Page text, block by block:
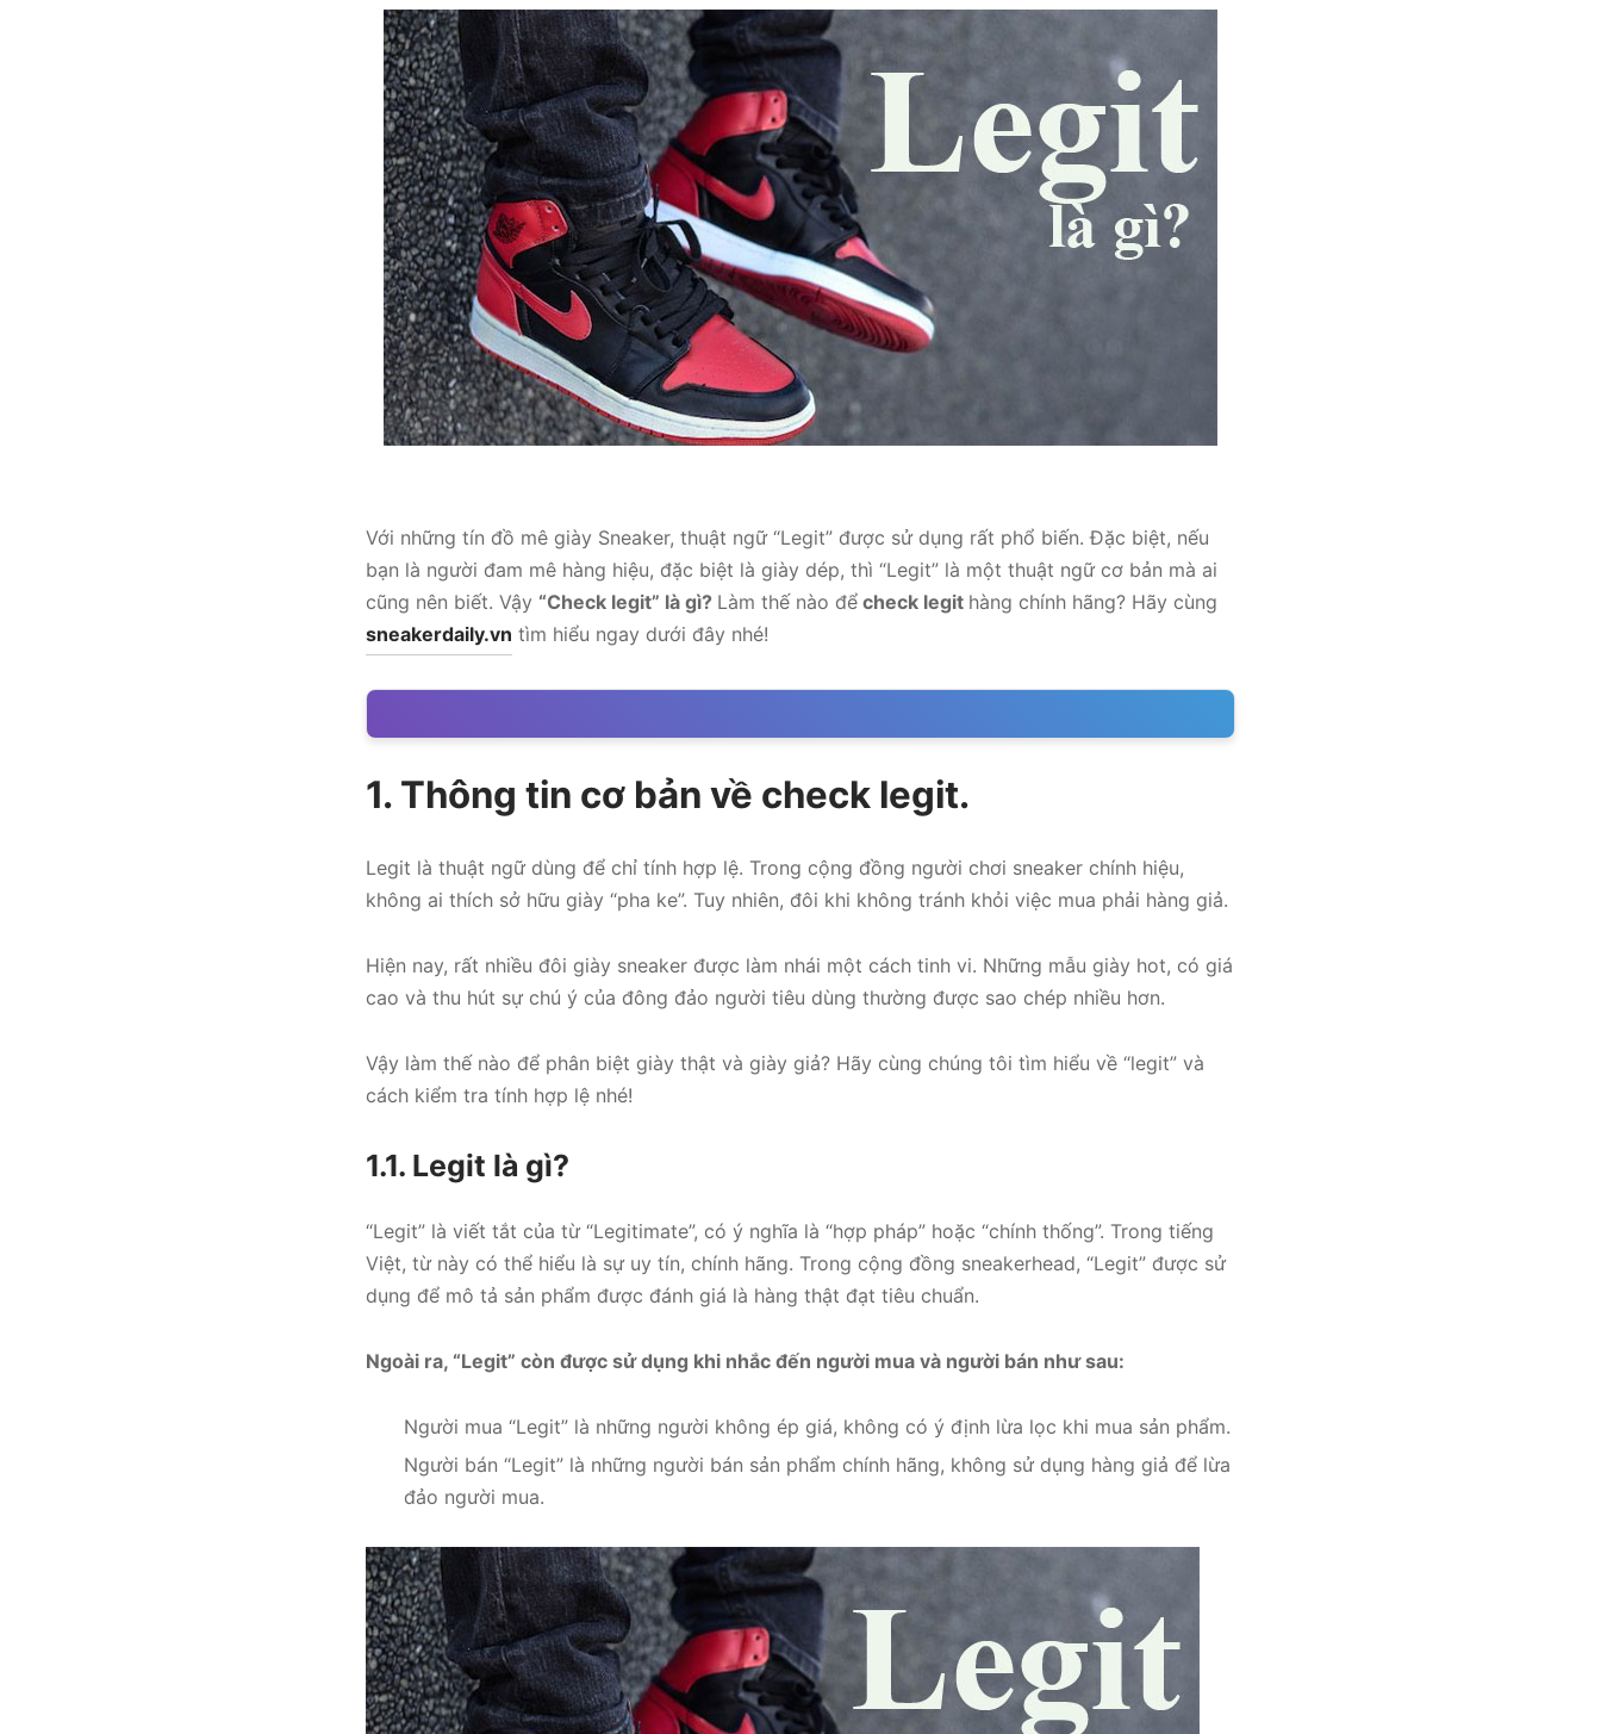
Với những tín đồ mê giày Sneaker, thuật ngữ “Legit” được sử dụng rất phổ biến. Đặc biệt, nếu
bạn là người đam mê hàng hiệu, đặc biệt là giày dép, thì “Legit” là một thuật ngữ cơ bản mà ai
cũng nên biết. Vậy “Check legit” là gì? Làm thế nào để check legit hàng chính hãng? Hãy cùng
sneakerdaily.vn tìm hiểu ngay dưới đây nhé!
1. Thông tin cơ bản về check legit.
Legit là thuật ngữ dùng để chỉ tính hợp lệ. Trong cộng đồng người chơi sneaker chính hiệu,
không ai thích sở hữu giày “pha ke”. Tuy nhiên, đôi khi không tránh khỏi việc mua phải hàng giả.
Hiện nay, rất nhiều đôi giày sneaker được làm nhái một cách tinh vi. Những mẫu giày hot, có giá
cao và thu hút sự chú ý của đông đảo người tiêu dùng thường được sao chép nhiều hơn.
Vậy làm thế nào để phân biệt giày thật và giày giả? Hãy cùng chúng tôi tìm hiểu về “legit” và
cách kiểm tra tính hợp lệ nhé!
1.1. Legit là gì?
“Legit” là viết tắt của từ “Legitimate”, có ý nghĩa là “hợp pháp” hoặc “chính thống”. Trong tiếng
Việt, từ này có thể hiểu là sự uy tín, chính hãng. Trong cộng đồng sneakerhead, “Legit” được sử
dụng để mô tả sản phẩm được đánh giá là hàng thật đạt tiêu chuẩn.
Ngoài ra, “Legit” còn được sử dụng khi nhắc đến người mua và người bán như sau:
Người mua “Legit” là những người không ép giá, không có ý định lừa lọc khi mua sản phẩm.
Người bán “Legit” là những người bán sản phẩm chính hãng, không sử dụng hàng giả để lừa
đảo người mua.